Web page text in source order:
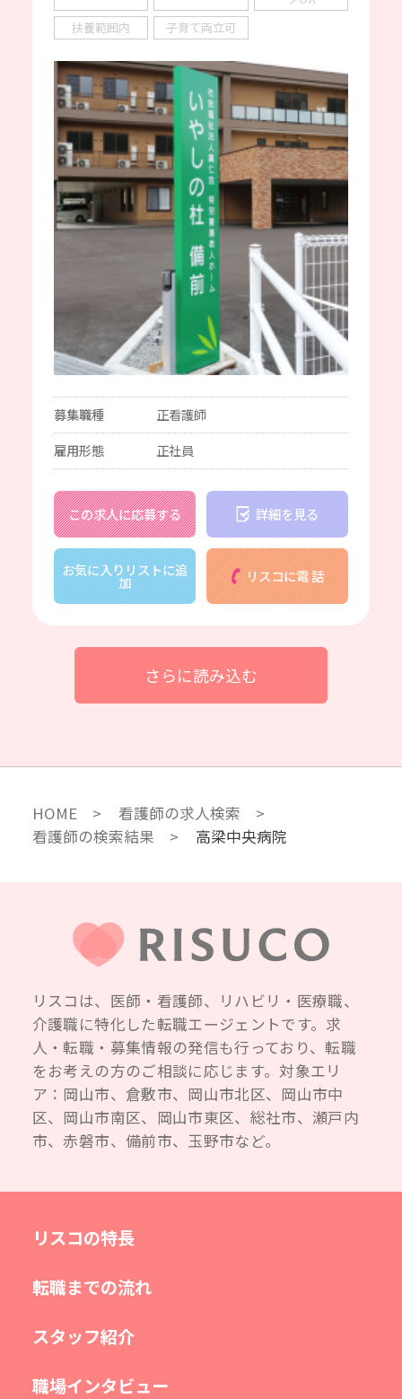
扶養範囲内
子育て両立可
募集職種
正看護師
雇用形態
正社員
この求人に応募する 詳細を見る
お気に入りリストに追
加 リスコに電 話
さらに読み込む
HOME
看護師の求人検索
看護師の検索結果
高梁中央病院
リスコは、医師・看護師、リハビリ・医療職、
介護職に特化した転職エージェントです。求
人・転職・募集情報の発信も行っており、転職
をお考えの方のご相談に応じます。対象エリ
ア：岡山市、倉敷市、岡山市北区、岡山市中
区、岡山市南区、岡山市東区、総社市、瀬戸内
市、赤磐市、備前市、玉野市など。
リスコの特長
転職までの流れ
スタッフ紹介
職場インタビュー